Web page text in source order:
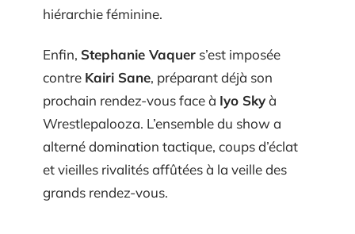
hiérarchie féminine.
Enfin, Stephanie Vaquer s’est imposée
contre Kairi Sane, préparant déjà son
prochain rendez-vous face à Iyo Skyà
Wrestlepalooza. L’ensemble du show a
alterné domination tactique, coups d’éclat
et vieilles rivalités affûtées à la veille des
grands rendez-vous.